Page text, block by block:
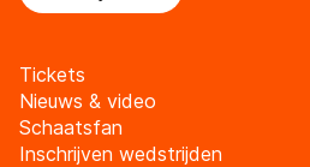
Tickets
Nieuws & video
Schaatsfan
Inschrijven wedstrijden